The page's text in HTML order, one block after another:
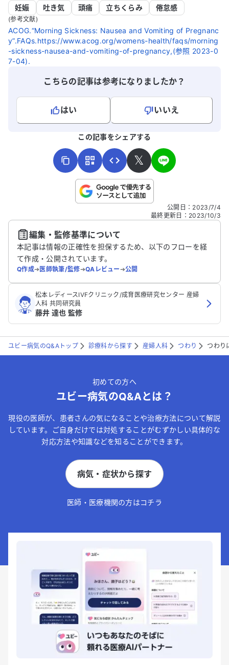
妊娠 吐き気 頭痛 立ちくらみ 倦怠感
(参考文献)
ACOG.“Morning Sickness: Nausea and Vomiting of Pregnanc
y”.FAQs.https://www.acog.org/womens-health/faqs/morning
-sickness-nausea-and-vomiting-of-pregnancy,(参照 2023-0
7-04).
こちらの記事は参考になりましたか？
はい
いいえ
こちらは送信専用のフォームです。氏名やご自身の病気の詳細な
送信する
この記事をシェアする
𝕏
公開日 ： 2023/7/4
最終更新日 ： 2023/10/3
編集・監修基準について
本記事は情報の正確性を担保するため、以下のフローを経
て作成・公開されています。
Q作成➔医師執筆/監修➔QAレビュー➔公開
松本レディースIVFクリニック/成育医療研究センター 産婦
人科 共同研究員
藤井 達也 監修
ユビー病気のQ&Aトップ 診療科から探す 産婦人科 つわり つわり
初めての方へ
ユビー病気のQ&Aとは？
現役の医師が、患者さんの気になることや治療方法について解説
しています。ご自身だけでは対処することがむずかしい具体的な
対応方法や知識などを知ることができます。
病気・症状から探す
医師・医療機関の方はコチラ